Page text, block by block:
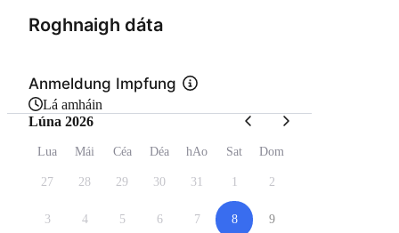
Roghnaigh dáta(Céim 1 de 2)
Anmeldung Impfung
Lá amháin
Lúna 2026
Lua Mái Céa Déa hAo Sat Dom
27 28 29 30 31 1 2
3 4 5 6 7 8 9